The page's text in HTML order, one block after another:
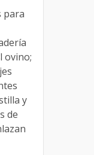
para
ovino;
y
de